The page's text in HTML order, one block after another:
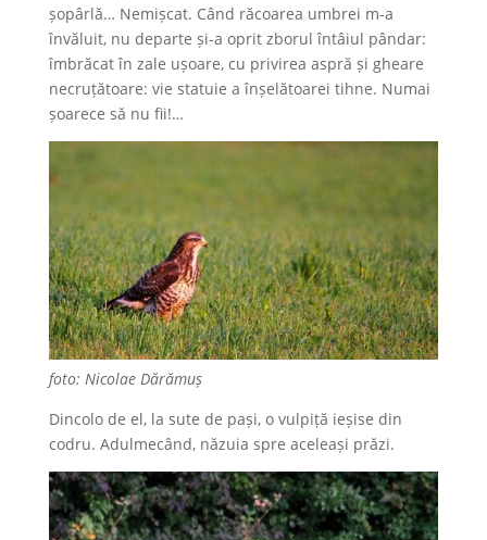
șopârlă… Nemișcat. Când răcoarea umbrei m-a
învăluit, nu departe și-a oprit zborul întâiul pândar:
îmbrăcat în zale ușoare, cu privirea aspră și gheare
necruțătoare: vie statuie a înșelătoarei tihne. Numai
șoarece să nu fii!…
foto: Nicolae Dărămuș
Dincolo de el, la sute de pași, o vulpiță ieșise din
codru. Adulmecând, năzuia spre aceleași prăzi.